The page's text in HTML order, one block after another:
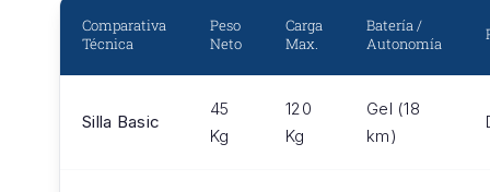
Comparativa
Técnica
Peso
Neto
Carga
Max.
Batería /
Autonomía
Silla Basic
45
Kg
120
Kg
Gel (18
km)